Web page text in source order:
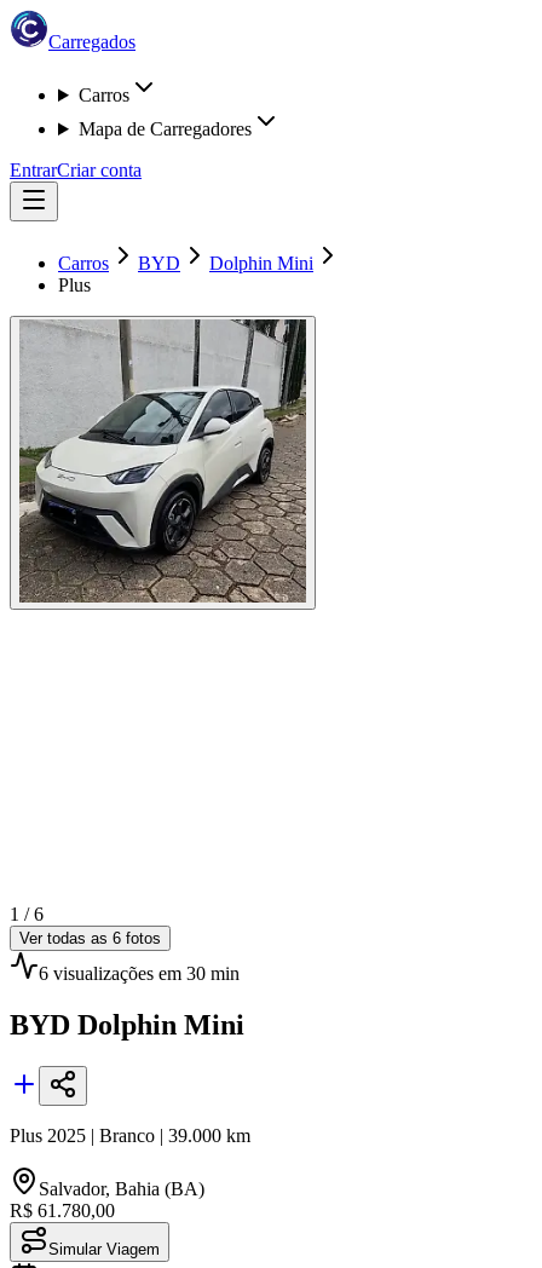
Carregados
Carros
Mapa de Carregadores
EntrarCriar conta
Carros BYD
Dolphin Mini
Plus
1 /6
Ver todas as 6 fotos
6 visualizações em 30 min
BYD Dolphin Mini
Plus 2025 | Branco | 39.000 km
Salvador, Bahia (BA)
R$ 61.780,00
Simular Viagem